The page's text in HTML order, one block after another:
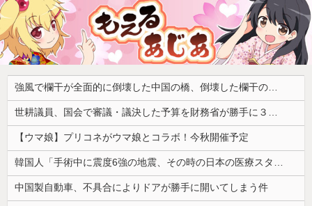
強風で欄干が全面的に倒壊した中国の橋、倒壊した欄干の破片を調べると凄まじい事実が発覚して……
世耕議員、国会で審議・議決した予算を財務省が勝手に３兆円動かしていると指摘・問題視
【ウマ娘】プリコネがウマ娘とコラボ！今秋開催予定
韓国人「手術中に震度6強の地震、その時の日本の医療スタッフたちの姿をご覧ください」→「マジで鳥肌立った」「こういう姿は韓国も見習わないと」「あん...
中国製自動車、不具合によりドアが勝手に開いてしまう件